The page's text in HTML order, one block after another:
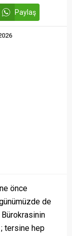
Paylaş
önce
de
; tersine hep